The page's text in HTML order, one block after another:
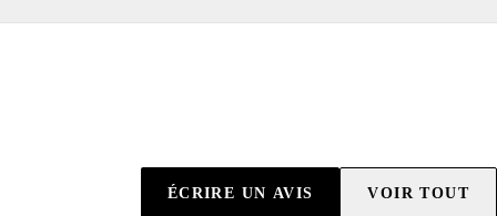
ÉCRIRE UN AVIS VOIR TOUT